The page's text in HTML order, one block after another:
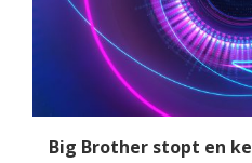
Big Brother stopt en